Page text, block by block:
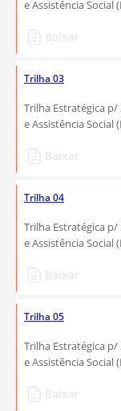
e Assistência Social
Trilha 03
Trilha Estratégica p/
e Assistência Social
Trilha 04
Trilha Estratégica p/
e Assistência Social
Trilha 05
Trilha Estratégica p/
e Assistência Social